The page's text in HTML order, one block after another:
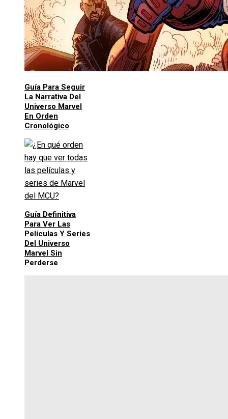
Guía Para Seguir
La Narrativa Del
Universo Marvel
En Orden
Cronológico
Guía Definitiva
Para Ver Las
Películas Y Series
Del Universo
Marvel Sin
Perderse